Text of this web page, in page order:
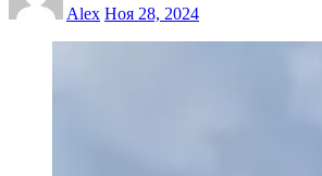
Alex Ноя 28, 2024